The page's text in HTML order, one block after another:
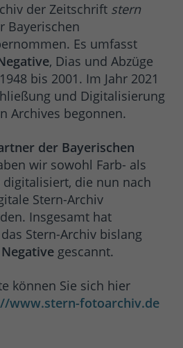
der Zeitschrift stern
Bayerischen
Es umfasst
, Dias und Abzüge
bis 2001. Im Jahr 2021
und Digitalisierung
Archives begonnen.
der Bayerischen
wir sowohl Farb- als
digitalisiert, die nun nach
Stern-Archiv
Insgesamt hat
Stern-Archiv bislang
gescannt.
können Sie sich hier
www.stern-fotoarchiv.de